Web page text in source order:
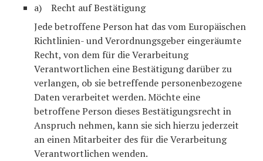
a) Recht auf Bestätigung
Jede betroffene Person hat das vom Europäischen
Richtlinien- und Verordnungsgeber eingeräumte
Recht, von dem für die Verarbeitung
Verantwortlichen eine Bestätigung darüber zu
verlangen, ob sie betreffende personenbezogene
Daten verarbeitet werden. Möchte eine
betroffene Person dieses Bestätigungsrecht in
Anspruch nehmen, kann sie sich hierzu jederzeit
an einen Mitarbeiter des für die Verarbeitung
Verantwortlichen wenden.